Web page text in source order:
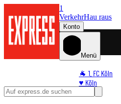
1
VerkehrHau raus
Konto
Menü
🐐 1. FC Köln
♥️ Köln